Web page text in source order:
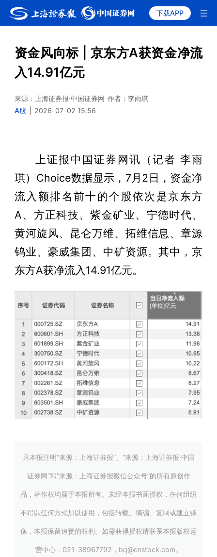
下载APP
资金风向标 | 京东方A获资金净流
入14.91亿元
来源：上海证券报·中国证券网 作者：李雨琪
A股
2026-07-02 15:56
上证报中国证券网讯（记者 李雨
琪）Choice数据显示，7月2日，资金净
流入额排名前十的个股依次是京东方
A、方正科技、紫金矿业、宁德时代、
黄河旋风、昆仑万维、拓维信息、章源
钨业、豪威集团、中矿资源。其中，京
东方A获净流入14.91亿元。
凡本报注明“来源：上海证券报”、“来源：上海证券报·中国
证券网”和“来源：上海证券报微信公众号”的所有原创作
品，著作权均属于本报所有。未经本报书面授权，任何组织
不得以任何方式加以使用，包括转载、摘编、复制或建立镜
像，本报保留追责的权利。如需获得授权请联系本报版权运
营中心：021-38967792，bq@cnstock.com。